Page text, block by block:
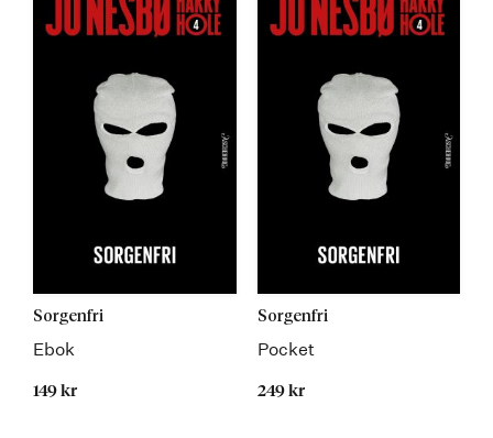
Sorgenfri
Ebok
149 kr
Sorgenfri
Pocket
249 kr